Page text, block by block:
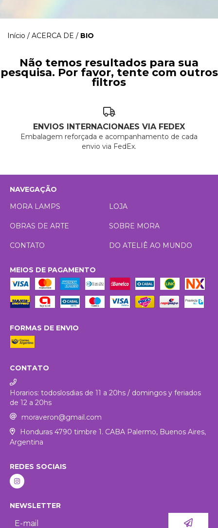
Início / ACERCA DE / BIO
Não temos resultados para sua
pesquisa. Por favor, tente com outros
filtros
ENVIOS INTERNACIONAES VIA FEDEX
Embalagem reforçada e acompanhamento de cada
envio via FedEx.
NAVEGAÇÃO
MORA LAMPS
LOJA
OBRAS DE ARTE SOBRE MORA
CONTATO DO ATELIÊ AO MUNDO
MEIOS DE PAGAMENTO
FORMAS DE ENVIO
CONTATO
Horarios: todoslosdias de 11 a 20hs / domingos y feriados
de 12 a 20hs
moraveron@gmail.com
Honduras 4790 timbre 1. CABA Palermo, Buenos Aires,
Argentina
REDES SOCIAIS
NEWSLETTER